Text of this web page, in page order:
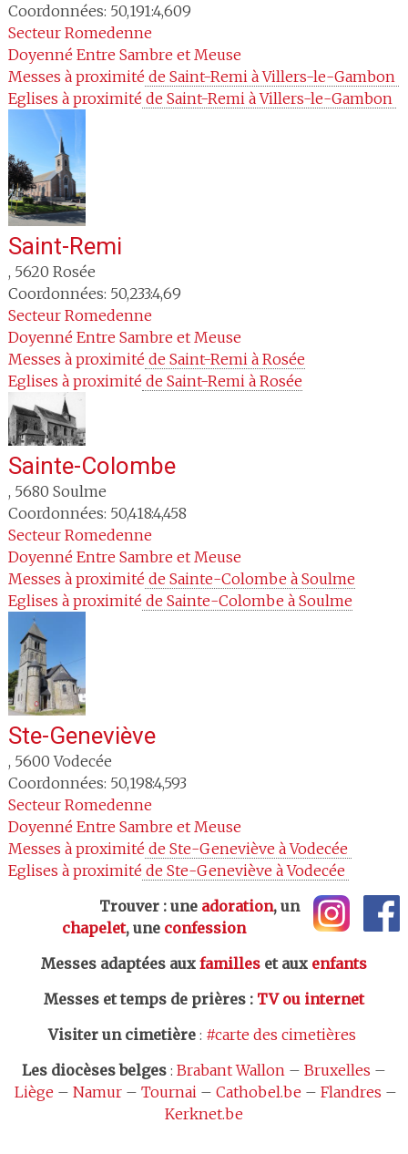
Coordonnées: 50,191:4,609
Secteur Romedenne
Doyenné Entre Sambre et Meuse
Messes à proximité de Saint-Remi à Villers-le-Gambon
Eglises à proximité de Saint-Remi à Villers-le-Gambon
Saint-Remi
, 5620 Rosée
Coordonnées: 50,233:4,69
Secteur Romedenne
Doyenné Entre Sambre et Meuse
Messes à proximité de Saint-Remi à Rosée
Eglises à proximité de Saint-Remi à Rosée
Sainte-Colombe
, 5680 Soulme
Coordonnées: 50,418:4,458
Secteur Romedenne
Doyenné Entre Sambre et Meuse
Messes à proximité de Sainte-Colombe à Soulme
Eglises à proximité de Sainte-Colombe à Soulme
Ste-Geneviève
, 5600 Vodecée
Coordonnées: 50,198:4,593
Secteur Romedenne
Doyenné Entre Sambre et Meuse
Messes à proximité de Ste-Geneviève à Vodecée
Eglises à proximité de Ste-Geneviève à Vodecée
Trouver : une adoration, un
chapelet, une confession
Messes adaptées aux familleset aux enfants
Messes et temps de prières: TV ou internet
Visiter un cimetière: #carte des cimetières
Les diocèses belges: Brabant Wallon – Bruxelles –
Liège – Namur– Tournai – Cathobel.be – Flandres –
Kerknet.be